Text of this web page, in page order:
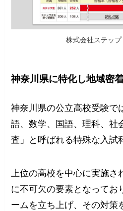
株式会社ステッ
神奈川県に特化し地域密
神奈川県の公立高校受験で
語、数学、国語、理科、社
査」と呼ばれる特殊な入試
上位の高校を中心に実施さ
に不可欠の要素となってお
ームを立ち上げ、その対策